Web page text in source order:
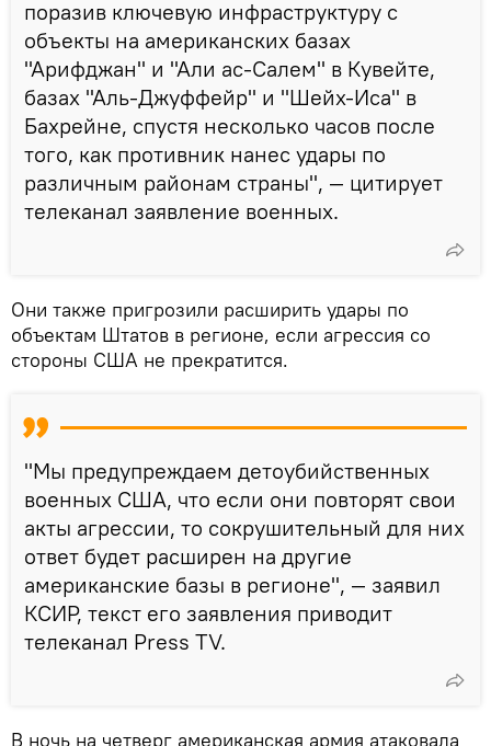
поразив ключевую инфраструктуру с
объекты на американских базах
"Арифджан" и "Али ас-Салем" в Кувейте,
базах "Аль-Джуффейр" и "Шейх-Иса" в
Бахрейне, спустя несколько часов после
того, как противник нанес удары по
различным районам страны", — цитирует
телеканал заявление военных.
Они также пригрозили расширить удары по
объектам Штатов в регионе, если агрессия со
стороны США не прекратится.
"Мы предупреждаем детоубийственных
военных США, что если они повторят свои
акты агрессии, то сокрушительный для них
ответ будет расширен на другие
американские базы в регионе", — заявил
КСИР, текст его заявления приводит
телеканал Press TV.
В ночь на четверг американская армия атаковала